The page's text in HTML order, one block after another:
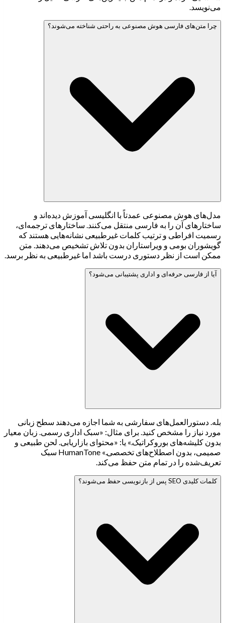
می‌نویسد.
چرا متن‌های فارسی هوش مصنوعی به راحتی شناخته می‌شوند؟
مدل‌های هوش مصنوعی عمدتاً با انگلیسی آموزش دیده‌اند و
ساختارهای آن را به فارسی منتقل می‌کنند. ساختارهای ترجمه‌ای،
رسمیت افراطی و ترتیب کلمات غیرطبیعی نشانه‌هایی هستند که
گویشوران بومی و ویراستاران بدون تلاش تشخیص می‌دهند. متن
ممکن است از نظر دستوری درست باشد اما غیرطبیعی به نظر برسد.
آیا از فارسی حرفه‌ای و اداری پشتیبانی می‌شود؟
بله. دستورالعمل‌های سفارشی به شما اجازه می‌دهند سطح زبانی
مورد نیاز را مشخص کنید. برای مثال: «سبک اداری رسمی. زبان معیار
بدون کلیشه‌های بوروکراتیک.» یا: «محتوای بازاریابی. لحن طبیعی و
صمیمی، بدون اصطلاح‌های تخصصی.» HumanTone سبک
تعریف‌شده را در تمام متن حفظ می‌کند.
کلمات کلیدی SEO پس از بازنویسی حفظ می‌شوند؟